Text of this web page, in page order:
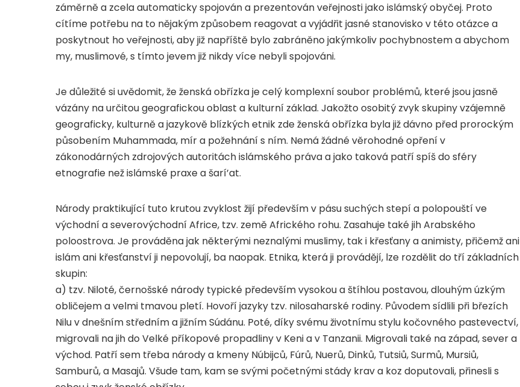
záměrně a zcela automaticky spojován a prezentován veřejnosti jako islámský obyčej. Proto
cítíme potřebu na to nějakým způsobem reagovat a vyjádřit jasné stanovisko v této otázce a
poskytnout ho veřejnosti, aby již napříště bylo zabráněno jakýmkoliv pochybnostem a abychom
my, muslimové, s tímto jevem již nikdy více nebyli spojováni.
Je důležité si uvědomit, že ženská obřízka je celý komplexní soubor problémů, které jsou jasně
vázány na určitou geografickou oblast a kulturní základ. Jakožto osobitý zvyk skupiny vzájemně
geograficky, kulturně a jazykově blízkých etnik zde ženská obřízka byla již dávno před prorockým
působením Muhammada, mír a požehnání s ním. Nemá žádné věrohodné opření v
zákonodárných zdrojových autoritách islámského práva a jako taková patří spíš do sféry
etnografie než islámské praxe a šarí’at.
Národy praktikující tuto krutou zvyklost žijí především v pásu suchých stepí a polopouští ve
východní a severovýchodní Africe, tzv. země Afrického rohu. Zasahuje také jih Arabského
poloostrova. Je prováděna jak některými neznalými muslimy, tak i křesťany a animisty, přičemž ani
islám ani křesťanství ji nepovolují, ba naopak. Etnika, která ji provádějí, lze rozdělit do tří základních
skupin:
a) tzv. Niloté, černošské národy typické především vysokou a štíhlou postavou, dlouhým úzkým
obličejem a velmi tmavou pletí. Hovoří jazyky tzv. nilosaharské rodiny. Původem sídlili při březích
Nilu v dnešním středním a jižním Súdánu. Poté, díky svému životnímu stylu kočovného pastevectví,
migrovali na jih do Velké příkopové propadliny v Keni a v Tanzanii. Migrovali také na západ, sever a
východ. Patří sem třeba národy a kmeny Núbijců, Fúrů, Nuerů, Dinků, Tutsiů, Surmů, Mursiů,
Samburů, a Masajů. Všude tam, kam se svými početnými stády krav a koz doputovali, přinesli s